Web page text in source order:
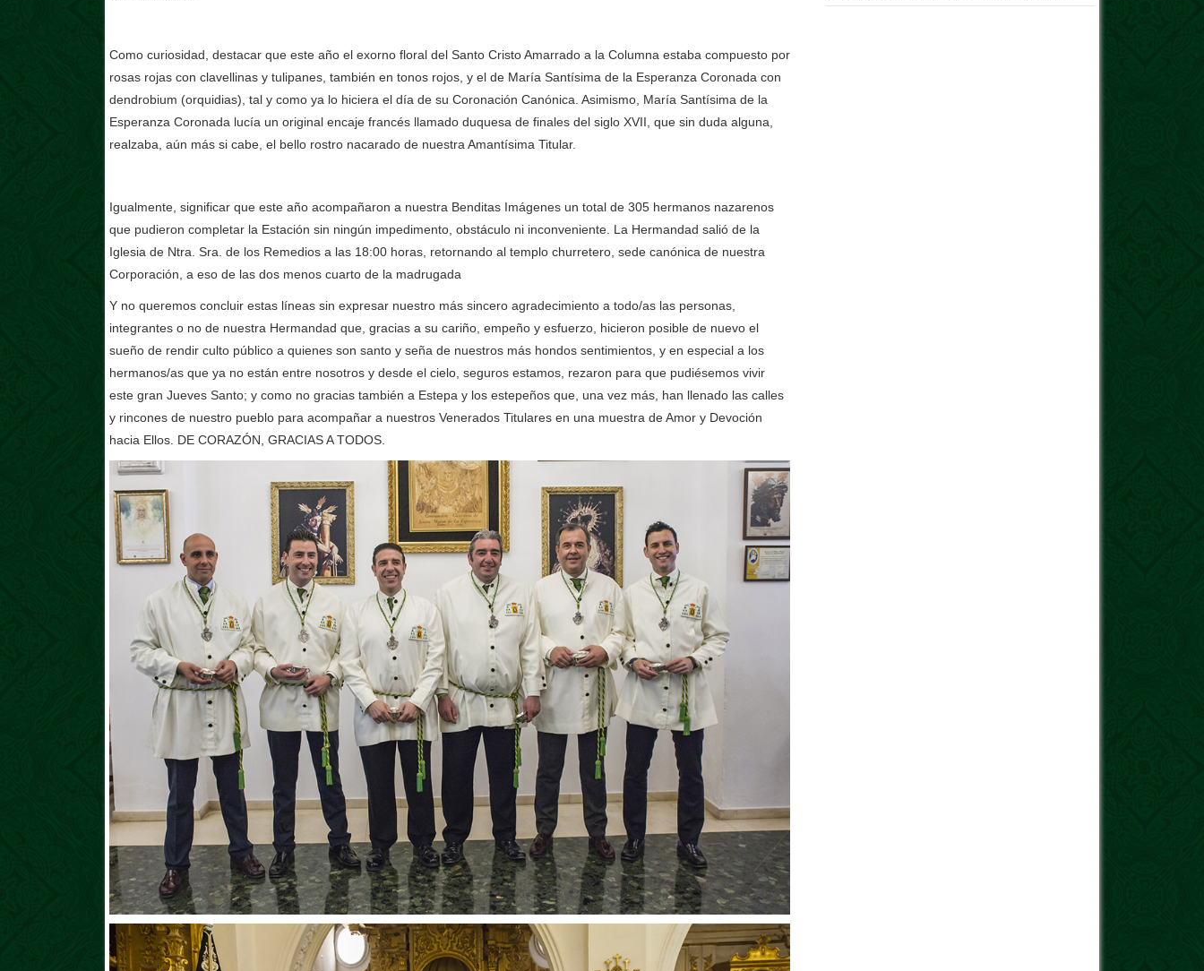
Como curiosidad, destacar que este año el exorno floral del Santo Cristo Amarrado a la Columna estaba compuesto por
rosas rojas con clavellinas y tulipanes, también en tonos rojos, y el de María Santísima de la Esperanza Coronada con
dendrobium (orquidias), tal y como ya lo hiciera el día de su Coronación Canónica. Asimismo, María Santísima de la
Esperanza Coronada lucía un original encaje francés llamado duquesa de finales del siglo XVII, que sin duda alguna,
realzaba, aún más si cabe, el bello rostro nacarado de nuestra Amantísima Titular.
Igualmente, significar que este año acompañaron a nuestra Benditas Imágenes un total de 305 hermanos nazarenos
que pudieron completar la Estación sin ningún impedimento, obstáculo ni inconveniente. La Hermandad salió de la
Iglesia de Ntra. Sra. de los Remedios a las 18:00 horas, retornando al templo churretero, sede canónica de nuestra
Corporación, a eso de las dos menos cuarto de la madrugada
Y no queremos concluir estas líneas sin expresar nuestro más sincero agradecimiento a todo/as las personas,
integrantes o no de nuestra Hermandad que, gracias a su cariño, empeño y esfuerzo, hicieron posible de nuevo el
sueño de rendir culto público a quienes son santo y seña de nuestros más hondos sentimientos, y en especial a los
hermanos/as que ya no están entre nosotros y desde el cielo, seguros estamos, rezaron para que pudiésemos vivir
este gran Jueves Santo; y como no gracias también a Estepa y los estepeños que, una vez más, han llenado las calles
y rincones de nuestro pueblo para acompañar a nuestros Venerados Titulares en una muestra de Amor y Devoción
hacia Ellos. DE CORAZÓN, GRACIAS A TODOS.